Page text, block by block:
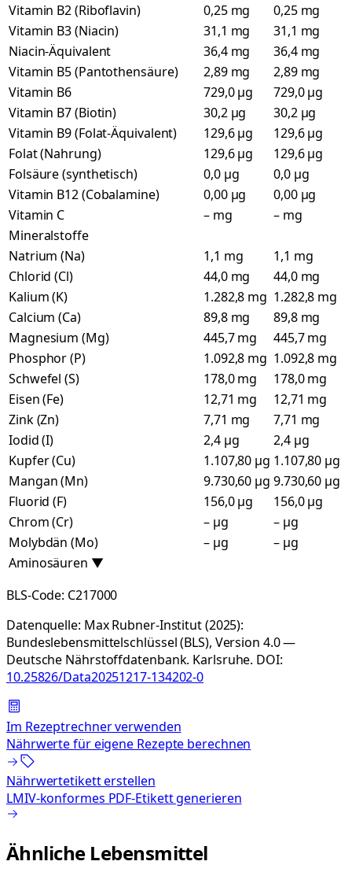
Vitamin B2 (Riboflavin)
0,25 mg
0,25 mg
Vitamin B3 (Niacin)
31,1 mg
31,1 mg
Niacin-Äquivalent
36,4 mg
36,4 mg
Vitamin B5 (Pantothensäure)
2,89 mg
2,89 mg
Vitamin B6
729,0 µg
729,0 µg
Vitamin B7 (Biotin)
30,2 µg
30,2 µg
Vitamin B9 (Folat-Äquivalent)
129,6 µg
129,6 µg
Folat (Nahrung)
129,6 µg
129,6 µg
Folsäure (synthetisch)
0,0 µg
0,0 µg
Vitamin B12 (Cobalamine)
0,00 µg
0,00 µg
Vitamin C
– mg
– mg
Mineralstoffe
Natrium (Na)
1,1 mg
1,1 mg
Chlorid (Cl)
44,0 mg
44,0 mg
Kalium (K)
1.282,8 mg 1.282,8 mg
Calcium (Ca)
89,8 mg
89,8 mg
Magnesium (Mg)
445,7 mg
445,7 mg
Phosphor (P)
1.092,8 mg 1.092,8 mg
Schwefel (S)
178,0 mg
178,0 mg
Eisen (Fe)
12,71 mg
12,71 mg
Zink (Zn)
7,71 mg
7,71 mg
Iodid (I)
2,4 µg
2,4 µg
Kupfer (Cu)
1.107,80 µg 1.107,80 µg
Mangan (Mn)
9.730,60 µg 9.730,60 µg
Fluorid (F)
156,0 µg
156,0 µg
Chrom (Cr)
– µg
– µg
Molybdän (Mo)
– µg
– µg
Aminosäuren ▼
BLS-Code: C217000
Datenquelle: Max Rubner-Institut (2025):
Bundeslebensmittelschlüssel (BLS), Version 4.0 —
Deutsche Nährstoffdatenbank. Karlsruhe. DOI:
10.25826/Data20251217-134202-0
Im Rezeptrechner verwenden
Nährwerte für eigene Rezepte berechnen
Nährwertetikett erstellen
LMIV-konformes PDF-Etikett generieren
Ähnliche Lebensmittel